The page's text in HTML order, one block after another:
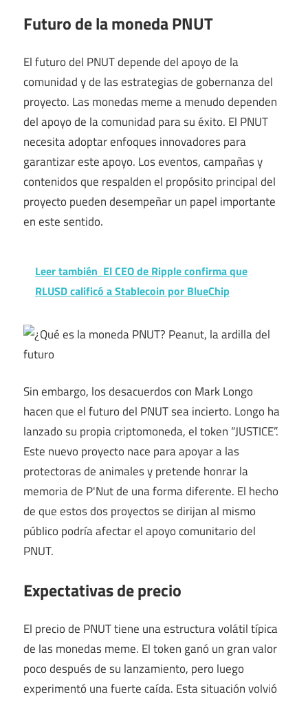
Futuro de la moneda PNUT
El futuro del PNUT depende del apoyo de la
comunidad y de las estrategias de gobernanza del
proyecto. Las monedas meme a menudo dependen
del apoyo de la comunidad para su éxito. El PNUT
necesita adoptar enfoques innovadores para
garantizar este apoyo. Los eventos, campañas y
contenidos que respalden el propósito principal del
proyecto pueden desempeñar un papel importante
en este sentido.
Leer también El CEO de Ripple confirma que
RLUSD calificó a Stablecoin por BlueChip
Sin embargo, los desacuerdos con Mark Longo
hacen que el futuro del PNUT sea incierto. Longo ha
lanzado su propia criptomoneda, el token “JUSTICE”.
Este nuevo proyecto nace para apoyar a las
protectoras de animales y pretende honrar la
memoria de P'Nut de una forma diferente. El hecho
de que estos dos proyectos se dirijan al mismo
público podría afectar el apoyo comunitario del
PNUT.
Expectativas de precio
El precio de PNUT tiene una estructura volátil típica
de las monedas meme. El token ganó un gran valor
poco después de su lanzamiento, pero luego
experimentó una fuerte caída. Esta situación volvió